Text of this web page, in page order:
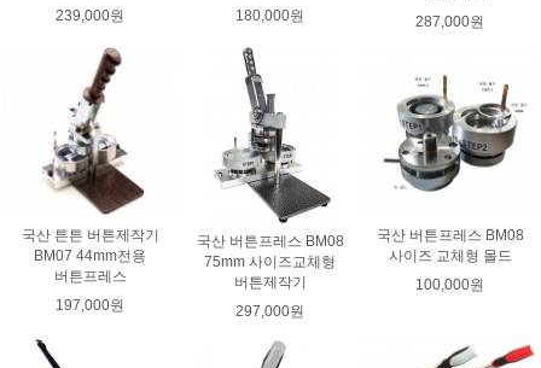
239,000원
180,000원
287,000원
국산 튼튼 버튼제작기
BM07 44mm전용
버튼프레스
197,000원
국산 버튼프레스 BM08
75mm 사이즈교체형
버튼제작기
297,000원
국산 버튼프레스 BM08
사이즈 교체형 몰드
100,000원